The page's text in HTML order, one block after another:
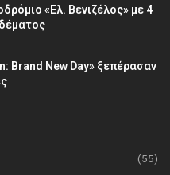
«Ελ. Βενιζέλος» με 4
Brand New Day» ξεπέρασαν
(55)